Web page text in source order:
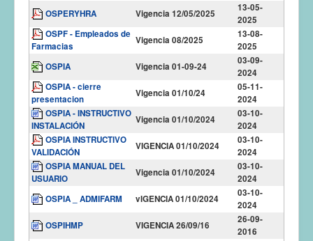
OSPERYHRA
Vigencia 12/05/2025
13-05-
2025
OSPF - Empleados de
Farmacias
Vigencia 08/2025
13-08-
2025
OSPIA
Vigencia 01-09-24
03-09-
2024
OSPIA - cierre
presentacion
Vigencia 01/10/24
05-11-
2024
OSPIA - INSTRUCTIVO
INSTALACIÓN
Vigencia 01/10/2024
03-10-
2024
OSPIA INSTRUCTIVO
VALIDACIÓN
VIGENCIA 01/10/2024
03-10-
2024
OSPIA MANUAL DEL
USUARIO
Vigencia 01/10/2024
03-10-
2024
OSPIA _ ADMIFARM
vIGENCIA 01/10/2024
03-10-
2024
OSPIHMP
VIGENCIA 26/09/16
26-09-
2016